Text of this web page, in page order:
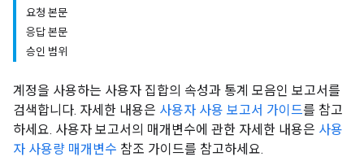
요청 본문
응답 본문
승인 범위
계정을 사용하는 사용자 집합의 속성과 통계 모음인 보고서를
검색합니다. 자세한 내용은 사용자 사용 보고서 가이드를 참고
하세요. 사용자 보고서의 매개변수에 관한 자세한 내용은 사용
자 사용량 매개변수 참조 가이드를 참고하세요.